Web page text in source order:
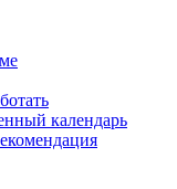
календарь